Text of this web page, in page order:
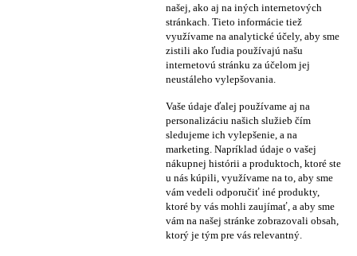
našej, ako aj na iných internetových
stránkach. Tieto informácie tiež
využívame na analytické účely, aby sme
zistili ako ľudia používajú našu
internetovú stránku za účelom jej
neustáleho vylepšovania.
Vaše údaje ďalej používame aj na
personalizáciu našich služieb čím
sledujeme ich vylepšenie, a na
marketing. Napríklad údaje o vašej
nákupnej histórii a produktoch, ktoré ste
u nás kúpili, využívame na to, aby sme
vám vedeli odporučiť iné produkty,
ktoré by vás mohli zaujímať, a aby sme
vám na našej stránke zobrazovali obsah,
ktorý je tým pre vás relevantný.